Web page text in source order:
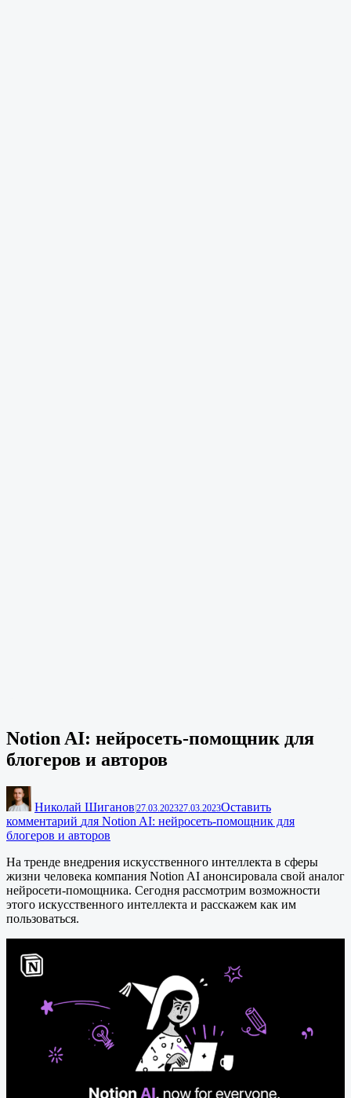
Notion AI: нейросеть-помощник для
блогеров и авторов
Николай Шиганов 27.03.202327.03.2023Оставить
комментарий для Notion AI: нейросеть-помощник для
блогеров и авторов
На тренде внедрения искусственного интеллекта в сферы
жизни человека компания Notion AI анонсировала свой аналог
нейросети-помощника. Сегодня рассмотрим возможности
этого искусственного интеллекта и расскажем как им
пользоваться.